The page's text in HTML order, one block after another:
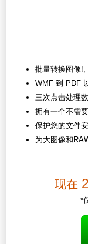
批量转换图像!;
WMF 到 PDF
三次点击处理
拥有一个不需
保护您的文件
为大图像和
现在
*